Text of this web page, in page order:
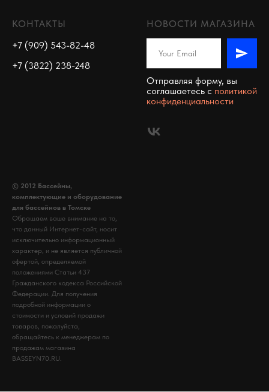
КОНТАКТЫ
+7 (909) 543-82-48
+7 (3822) 238-248
НОВОСТИ МАГАЗИНА
Отправляя форму, вы
соглашаетесь c политикой
конфиденциальности
© 2012 Бассейны,
комплектующие и оборудование
для бассейнов в Томске
Обращаем ваше внимание на то,
что данный Интернет-сайт, носит
исключительно информационный
характер, и не является публичной
офертой, определяемой
положениями Статьи 437
Гражданского кодекса Российской
Федерации. Для получения
подробной информации о
стоимости и условий продажи
товаров, пожалуйста,
обращайтесь к менеджерам по
продажам магазина
BASSEYN70.RU.